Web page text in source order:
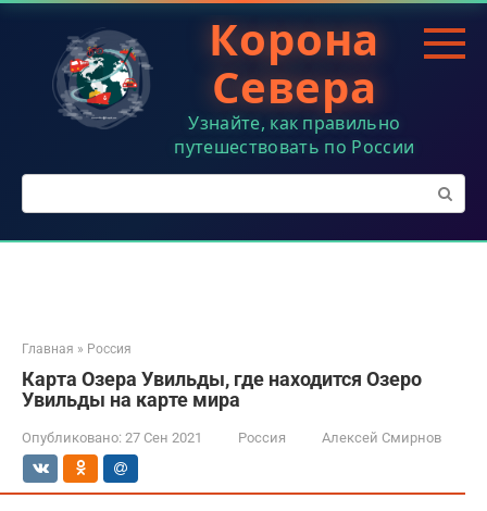
Перейти
контенту
Корона
Севера
Узнайте, как правильно
путешествовать по России
Поиск:
Главная » Россия
Карта Озера Увильды, где находится Озеро
Увильды на карте мира
Опубликовано: 27 Сен 2021 Россия Алексей Смирнов